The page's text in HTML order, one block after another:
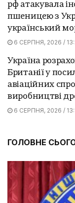
рф атакувала
пшеницею з
український
6 СЕРПНЯ, 2026 /
Україна
Британії у
авіаційних
виробництві
6 СЕРПНЯ, 2026 /
ГОЛОВНЕ